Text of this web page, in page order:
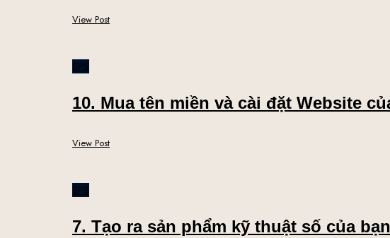
View Post
SPS
10. Mua tên miền và cài đặt Website
View Post
SPS
7. Tạo ra sản phẩm kỹ thuật số của bạn